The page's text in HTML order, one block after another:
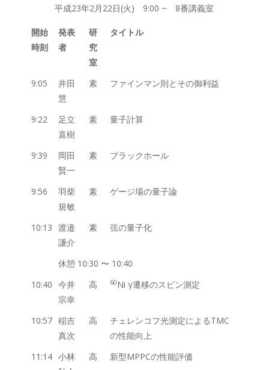
平成23年2月22日(火) 9:00 ~ 8番講義室
開始
時刻
発表
者
研
究
室
タイトル
9:05
井田
慧
素 ファインマン則とその御利益
9:22
足立
直樹
素 量子計算
9:39
岡田
賢一
素 ブラックホール
9:56
羽柴
規敏
素 ゲージ場の量子論
10:13
渡邉
謙介
素 弦の量子化
休憩 10:30 〜 10:40
10:40
今井
宗幸
高 60Ni γ遷移のスピン測定
10:57 稲吉
真次
高
チェレンコフ光測定によるTMC
の性能向上
11:14 小林
高 新型MPPCの性能評価